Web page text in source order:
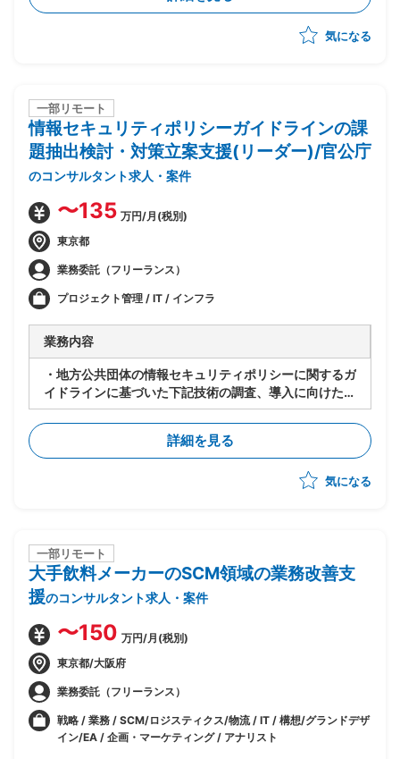
・Microsoft AzureAD/AzureADConnect
・ハイブリッド環境のID管理、SSO
・Microsoft Defender for Office 365
・上記に関する提案書、各種比較検討資料、予算化のた
めの積算書、議事録の作成
気になる
一部リモート
情報セキュリティポリシーガイドラインの課
題抽出検討・対策立案支援(リーダー)/官公庁
のコンサルタント求人・案件
〜135 万円/月(税別)
東京都
業務委託（フリーランス）
プロジェクト管理 / IT / インフラ
業務内容
・地方公共団体の情報セキュリティポリシーに関するガ
イドラインに基づいた下記技術の調査、導入に向けた課
題検討、対策立案、提案、予算化対応
下記①または②のいずれかに関する提案書作成、各種
比較検討資料、予算化のための積算、議事録作成
①認証基盤
②メール
・Microsoft ExchangeServer
・Microsoft ExchangeOnline
・Microsoft Defender for Office 365
詳細を見る
気になる
一部リモート
大手飲料メーカーのSCM領域の業務改善支
援のコンサルタント求人・案件
〜150 万円/月(税別)
東京都/大阪府
業務委託（フリーランス）
戦略 / 業務 / SCM/ロジスティクス/物流 / IT / 構想/グランドデザ
イン/EA / 企画・マーケティング / アナリスト